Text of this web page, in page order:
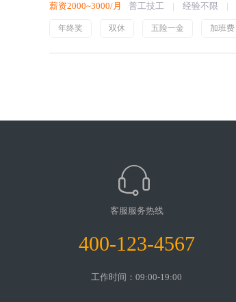
薪资2000~3000/月 普工技工 经验不限
年终奖 双休 五险一金 加班费
客服服务热线
400-123-4567
工作时间：09:00-19:00